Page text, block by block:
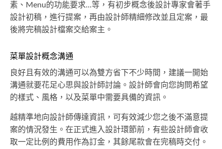
素、Menu的功能要求...等，有初步概念後設計專家會著手
設計初稿，進行提案，再由設計師精細修改並且定案，最
後將完稿設計檔案交給案主。
菜單設計概念溝通
良好且有效的溝通可以為雙方省下不少時間，建議一開始
溝通就要花足心思與設計師討論。設計師會向您詢問希望
的樣式、風格，以及菜單中需要具備的資訊。
越精準地向設計師傳達資訊，可有效減少您之後不滿意提
案的情況發生。在正式進入設計環節前，有些設計師會收
取一定比例的費用作為訂金，其餘尾款會在完稿時交付。